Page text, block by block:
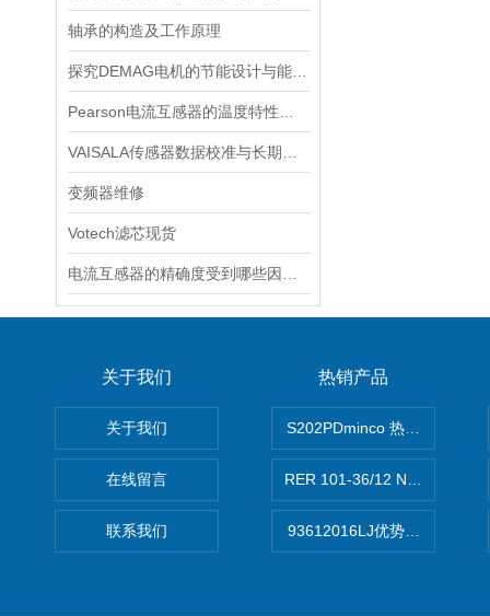
轴承的构造及工作原理
变频器维修
Votech滤芯现货
关于我们
关于我们
在线留言
联系我们
热销产品
S202PDminco 热电阻
RER 101-36/12 NHH离心
93612016LJ优势供应美国